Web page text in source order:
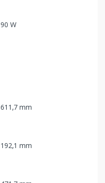
90 W
611,7 mm
192,1 mm